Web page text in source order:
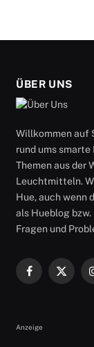
ÜBER UNS
Willkommen auf
rund ums
Themen aus der
Leuchtmitteln.
Hue, auch wenn
als Hueblog
Fragen und
Facebook
X
Anzeige